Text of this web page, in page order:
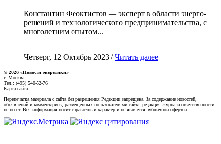
Константин Феоктистов — эксперт в области энерго-
решений и технологического предпринимательства, с
многолетним опытом...
Четверг, 12 Октябрь 2023 /Читать далее
© 2026 «Новости энеретики»
г. Москва
Тел.: (495) 540-52-76
Карта сайта
Перепечатка материала с сайта без разрешения Редакции запрещена. За содержание новостей,
объявлений и комментариев, размещенных пользователями сайта, редакция журнала ответственности
не несет. Вся информация носит справочный характер и не является публичной офертой.